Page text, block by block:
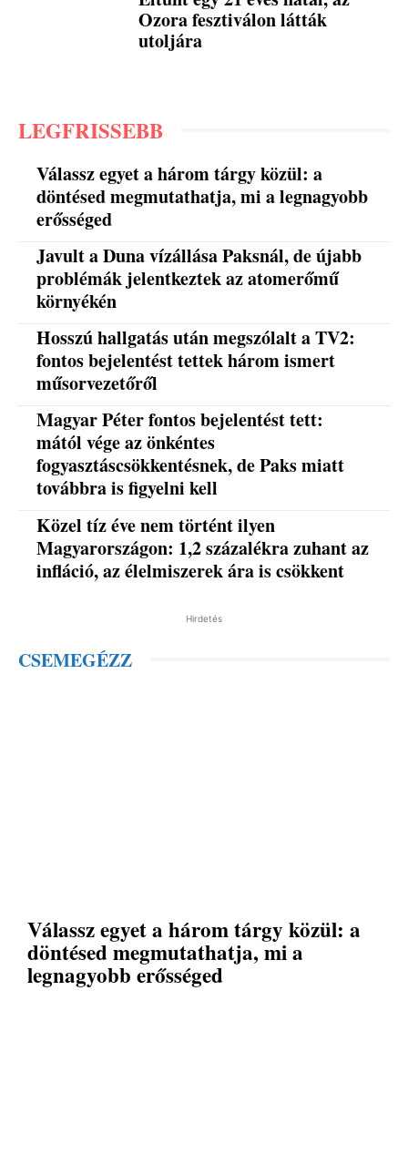
Ozora fesztiválon látták
utoljára
LEGFRISSEBB
Válassz egyet a három tárgy közül: a
döntésed megmutathatja, mi a legnagyobb
erősséged
Javult a Duna vízállása Paksnál, de újabb
problémák jelentkeztek az atomerőmű
környékén
Hosszú hallgatás után megszólalt a TV2:
fontos bejelentést tettek három ismert
műsorvezetőről
Magyar Péter fontos bejelentést tett:
mától vége az önkéntes
fogyasztáscsökkentésnek, de Paks miatt
továbbra is figyelni kell
Közel tíz éve nem történt ilyen
Magyarországon: 1,2 százalékra zuhant az
infláció, az élelmiszerek ára is csökkent
Hirdetés
CSEMEGÉZZ
Válassz egyet a három tárgy közül: a
döntésed megmutathatja, mi a
legnagyobb erősséged